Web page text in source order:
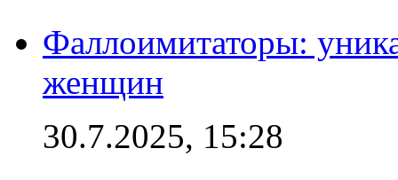
Фаллоимитаторы:
женщин
30.7.2025, 15:28